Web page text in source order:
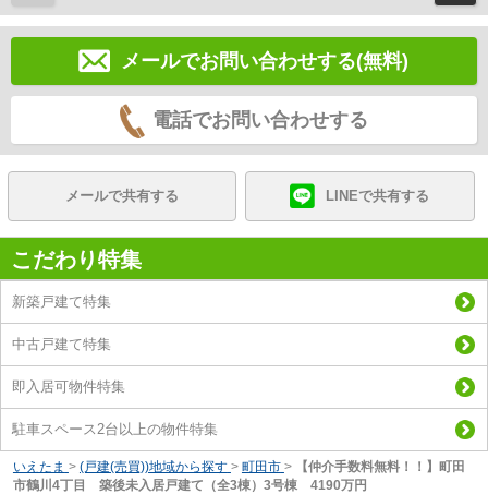
メールでお問い合わせする(無料)
電話でお問い合わせする
メールで共有する LINEで共有する
こだわり特集
新築戸建て特集
中古戸建て特集
即入居可物件特集
駐車スペース2台以上の物件特集
いえたま > (戸建(売買))地域から探す > 町田市 >
【仲介手数料無料！！】町田
市鶴川4丁目 築後未入居戸建て（全3棟）3号棟 4190万円